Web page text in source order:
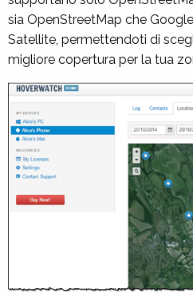
sia OpenStreetMap che
Satellite, permettendoti di
migliore copertura per la tua